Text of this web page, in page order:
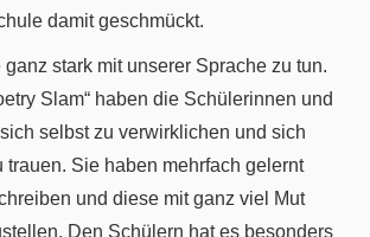
damit geschmückt.
ganz stark mit unserer Sprache zu tun.
Slam“ haben die Schülerinnen und
selbst zu verwirklichen und sich
trauen. Sie haben mehrfach gelernt
und diese mit ganz viel Mut
Den Schülern hat es besonders